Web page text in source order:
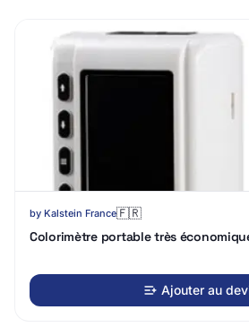
by Kalstein France🇫🇷
Colorimètre portable très
Ajouter au